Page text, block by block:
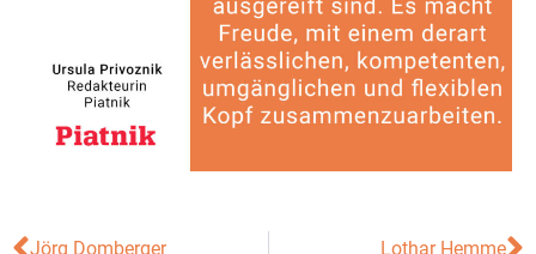
Jörg Domberger Lothar Hemme